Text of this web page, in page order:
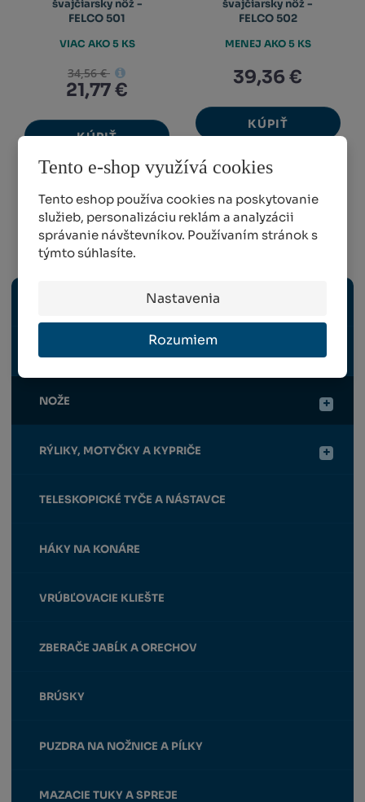
Tento e-shop využívá cookies
Tento eshop používa cookies na poskytovanie
služieb, personalizáciu reklám a analyzácii
správanie návštevníkov. Používaním stránok s
týmto súhlasíte.
Nastavenia
Rozumiem
švajčiarsky nôž -
FELCO 501
34,56 €
21,77 €
KÚPIŤ
VIAC AKO 5 KS
švajčiarsky nôž -
FELCO 502
39,36 €
KÚPIŤ
MENEJ AKO 5 KS
1 2
Ručné náradie
NOŽNICE A ELEKTRICKÉ NÁRADIE
PÍLKY
NOŽE
RÝLIKY, MOTYČKY A KYPRIČE
TELESKOPICKÉ TYČE A NÁSTAVCE
HÁKY NA KONÁRE
VRÚBĽOVACIE KLIEŠTE
ZBERAČE JABĹK A ORECHOV
BRÚSKY
PUZDRA NA NOŽNICE A PÍLKY
MAZACIE TUKY A SPREJE